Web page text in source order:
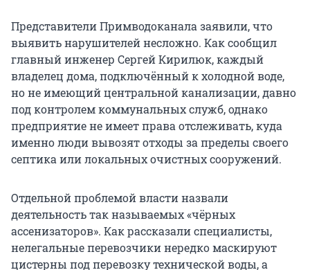
Представители Примводоканала заявили, что
выявить нарушителей несложно. Как сообщил
главный инженер Сергей Кирилюк, каждый
владелец дома, подключённый к холодной воде,
но не имеющий центральной канализации, давно
под контролем коммунальных служб, однако
предприятие не имеет права отслеживать, куда
именно люди вывозят отходы за пределы своего
септика или локальных очистных сооружений.
Отдельной проблемой власти назвали
деятельность так называемых «чёрных
ассенизаторов». Как рассказали специалисты,
нелегальные перевозчики нередко маскируют
цистерны под перевозку технической воды, а